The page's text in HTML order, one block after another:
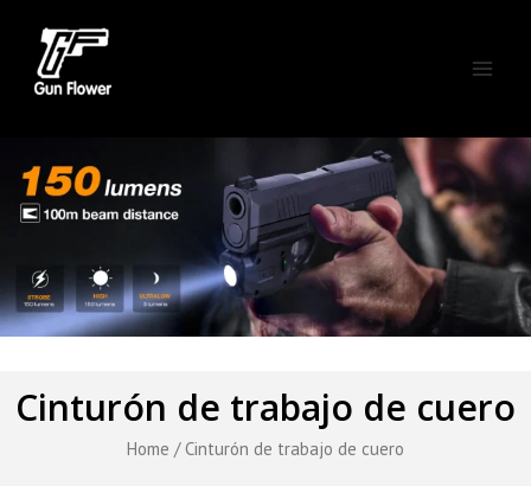
content
Cinturón de trabajo de cuero
Home / Cinturón de trabajo de cuero